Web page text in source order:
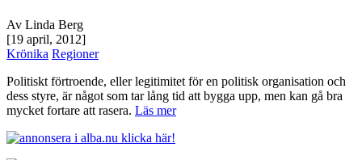
Av Linda Berg
[19 april, 2012]
Krönika Regioner
Politiskt förtroende, eller legitimitet för en politisk organisation och
dess styre, är något som tar lång tid att bygga upp, men kan gå bra
mycket fortare att rasera. Läs mer